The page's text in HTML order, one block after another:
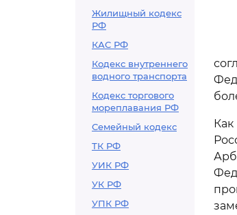
Жилищный кодекс
РФ
КАС РФ
Кодекс внутреннего
водного транспорта
Кодекс торгового
мореплавания РФ
Семейный кодекс
ТК РФ
УИК РФ
УК РФ
УПК РФ